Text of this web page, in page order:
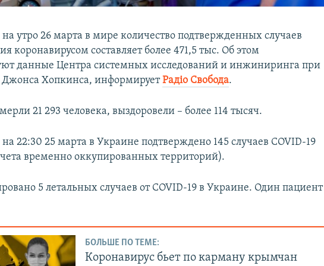
утро 26 марта в мире количество подтвержденных случаев
коронавирусом составляет более 471,5 тыс. Об этом
данные Центра системных исследований и инжиниринга при
Джонса Хопкинса, информируетРадіо Свобода.
21 293 человека, выздоровели – более 114 тысяч.
22:30 25 марта в Украине подтверждено 145 случаев COVID-19
временно оккупированных территорий).
5 летальных случаев от COVID-19 в Украине. Один пациент
БОЛЬШЕ ПО ТЕМЕ:
Коронавирус бьет по карману крымчан